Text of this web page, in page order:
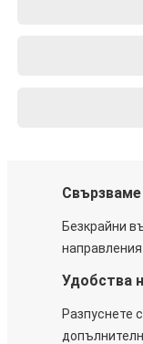
Безкрайни
Удобства
Разпуснете